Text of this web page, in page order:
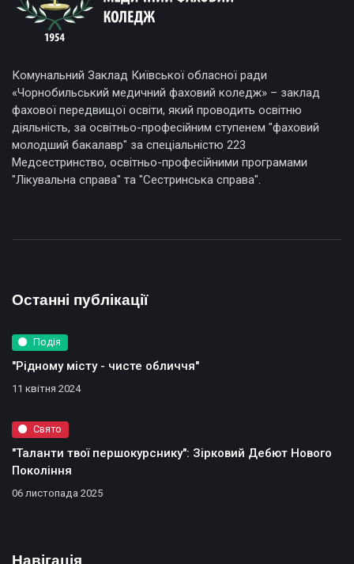
Комунальний Заклад Київської обласної ради
«Чорнобильський медичний фаховий коледж» – заклад
фахової передвищої освіти, який проводить освітню
діяльність, за освітньо-професійним ступенем "фаховий
молодший бакалавр" за спеціальністю 223
Медсестринство, освітньо-професійними програмами
"Лікувальна справа" та "Сестринська справа".
Останні публікації
Подiя
"Рідному місту - чисте обличчя"
11 квітня 2024
Свято
"Таланти твої першокурснику": Зірковий Дебют Нового
Покоління
06 листопада 2025
Навігація